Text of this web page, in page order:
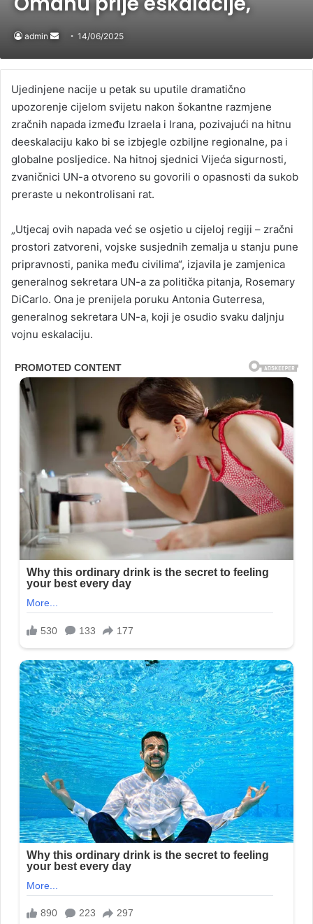
admin
Send
email
14/06/2025
Ujedinjene nacije u petak su uputile dramatično
upozorenje cijelom svijetu nakon šokantne razmjene
zračnih napada između Izraela i Irana, pozivajući na hitnu
deeskalaciju kako bi se izbjegle ozbiljne regionalne, pa i
globalne posljedice. Na hitnoj sjednici Vijeća sigurnosti,
zvaničnici UN-a otvoreno su govorili o opasnosti da sukob
preraste u nekontrolisani rat.
„Utjecaj ovih napada već se osjetio u cijeloj regiji – zračni
prostori zatvoreni, vojske susjednih zemalja u stanju pune
pripravnosti, panika među civilima“, izjavila je zamjenica
generalnog sekretara UN-a za politička pitanja, Rosemary
DiCarlo. Ona je prenijela poruku Antonia Guterresa,
generalnog sekretara UN-a, koji je osudio svaku daljnju
vojnu eskalaciju.